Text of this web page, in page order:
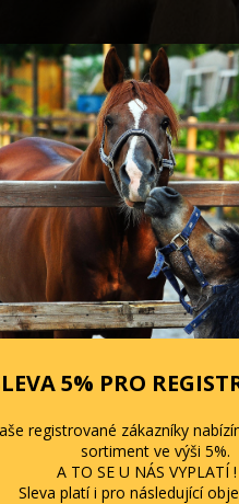
STÁJ A OHRADA
5% PRO
registrované zákazníky
sortiment ve výši 5%.
A TO SE U NÁS VYPLATÍ
Sleva platí i pro následující